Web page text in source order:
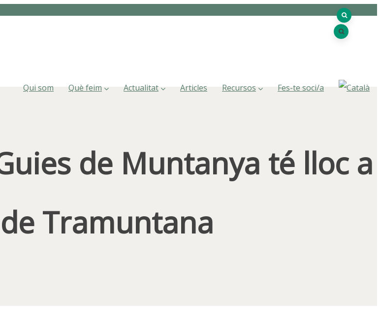
Qui som Què feim Actualitat Articles Recursos Fes-te soci/a
de Muntanya té lloc a
Tramuntana